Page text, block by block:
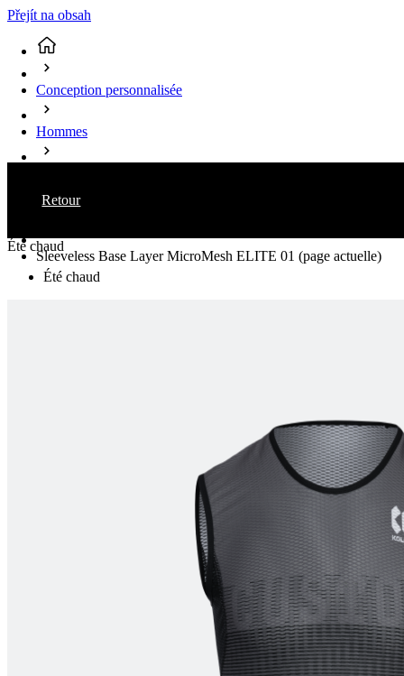
Přejít na obsah
Retour
Conception personnalisée
Hommes
Sleeveless Base Layer MicroMesh ELITE 01 (page actuelle)
Été chaud
Été chaud